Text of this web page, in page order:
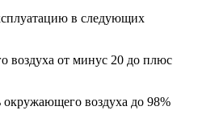
в следующих
воздуха от минус 20 до плюс
воздуха до 98%